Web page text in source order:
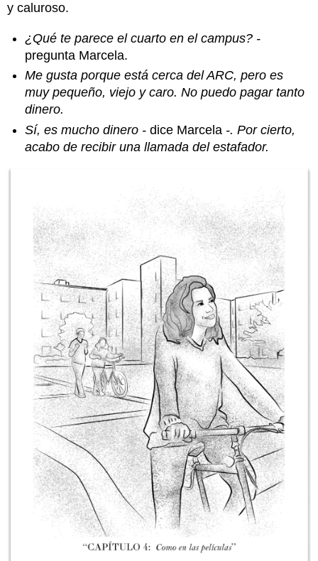
y caluroso.
¿Qué te parece el cuarto en el campus? -
pregunta Marcela.
Me gusta porque está cerca del ARC, pero es
muy pequeño, viejo y caro. No puedo pagar tanto
dinero.
Sí, es mucho dinero -dice Marcela -. Por cierto,
acabo de recibir una llamada del estafador.